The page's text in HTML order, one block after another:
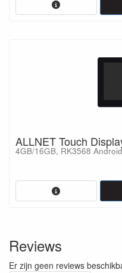
ALLNET Touch
4GB/16GB, RK3568
Reviews
Er zijn geen reviews